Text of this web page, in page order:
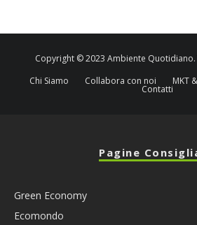
Copyright © 2023 Ambiente
Chi Siamo
Collabora con noi MKT
Contatti
Pagine
Green Economy
Ecomondo